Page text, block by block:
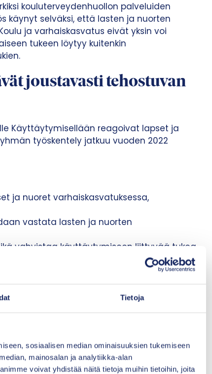
Tietoja
sosiaalisen median ominaisuuksien tukemiseen
mainosalan ja analytiikka-alan
voivat yhdistää näitä tietoja muihin tietoihin, joita
kouluterveydenhuollon palveluiden
käynyt selväksi, että lasten ja nuorten
ja varhaiskasvatus eivät yksin voi
tukeen löytyy kuitenkin
joustavasti tehostuvan
Käyttäytymisellään reagoivat lapset ja
työskentely jatkuu vuoden 2022
ja nuoret varhaiskasvatuksessa,
vastata lasten ja nuorten
vahvistaa käyttäytymiseen liittyvää tukea
vaikuttaa käyttäytymiseen ja näin
Teemaryhmässä pyrkimyksenä on
moniäänisesti. Tutkimuksen ja